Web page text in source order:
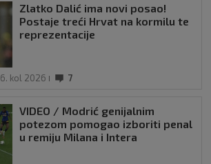
Zlatko Dalić ima novi posao!
Postaje treći Hrvat na kormilu te
reprezentacije
6. kol 2026 7
VIDEO / Modrić genijalnim
potezom pomogao izboriti penal
u remiju Milana i Intera